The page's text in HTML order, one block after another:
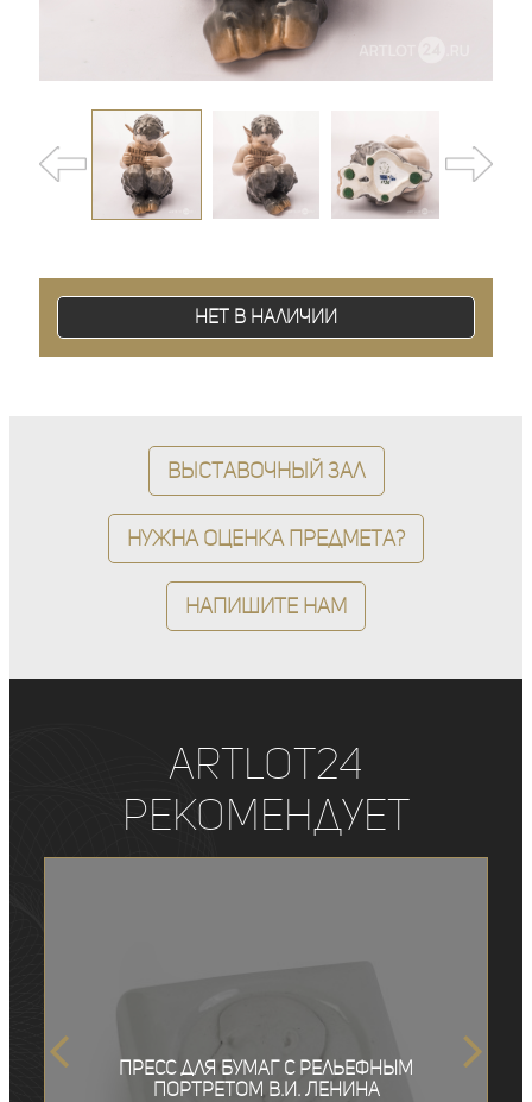
Нет в наличии
Выставочный зал
Нужна оценка предмета?
Напишите нам
ArtLot24
рекомендует
Пресс для бумаг с рельефным
портретом В.И. Ленина